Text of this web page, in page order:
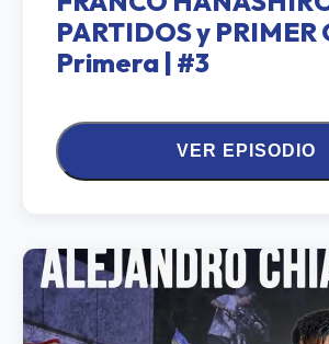
PARTIDOS y PRIMER
Primera | #3
VER EPISODIO